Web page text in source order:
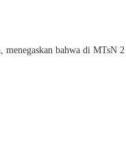
menegaskan bahwa di MTsN